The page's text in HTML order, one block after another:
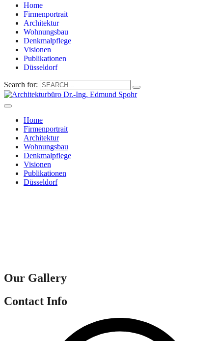
Home
Firmenportrait
Architektur
Wohnungsbau
Denkmalpflege
Visionen
Publikationen
Düsseldorf
Search for:
Home
Firmenportrait
Architektur
Wohnungsbau
Denkmalpflege
Visionen
Publikationen
Düsseldorf
Our Gallery
Contact Info